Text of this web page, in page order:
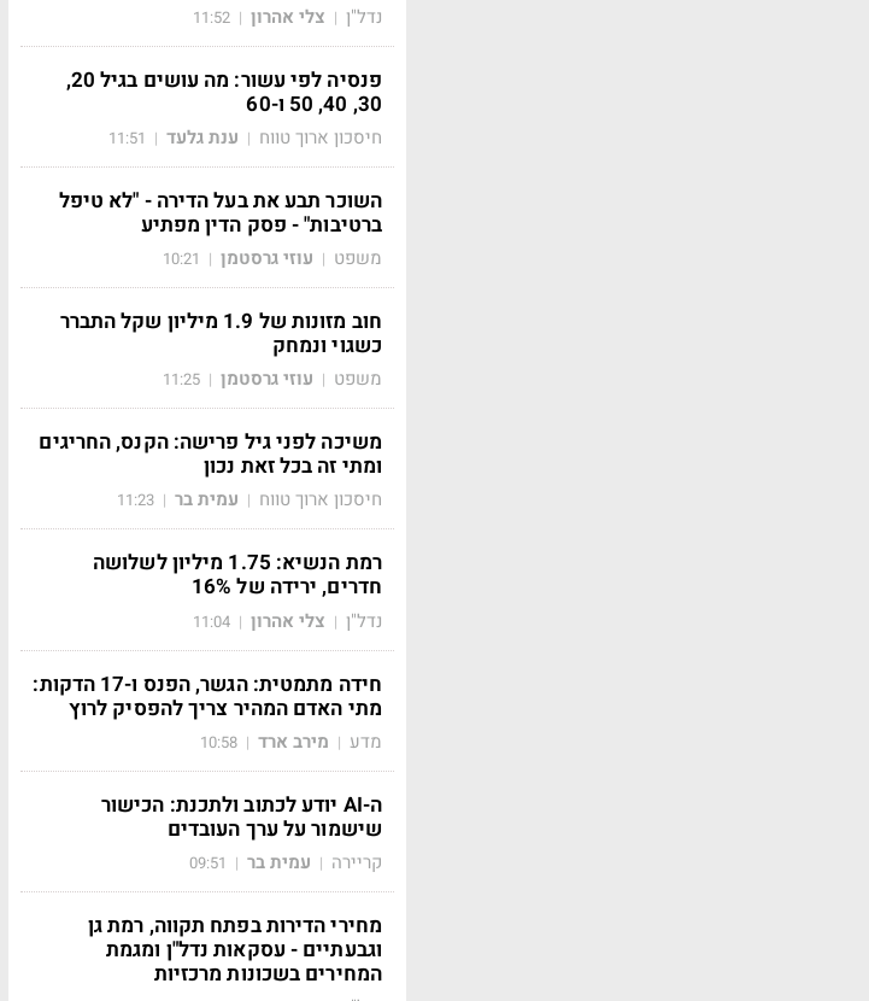
נדל"ן | צלי אהרון |
11:52
פנסיה לפי עשור: מה עושים בגיל 20,
30, 40, 50 ו-60
חיסכון ארוך טווח | ענת גלעד |
11:51
השוכר תבע את בעל הדירה - "לא טיפל
ברטיבות" - פסק הדין מפתיע
משפט | עוזי גרסטמן |
10:21
חוב מזונות של 1.9 מיליון שקל התברר
כשגוי ונמחק
משפט | עוזי גרסטמן |
11:25
משיכה לפני גיל פרישה: הקנס, החריגים
ומתי זה בכל זאת נכון
חיסכון ארוך טווח | עמית בר |
11:23
רמת הנשיא: 1.75 מיליון לשלושה
חדרים, ירידה של 16%
נדל"ן | צלי אהרון |
11:04
חידה מתמטית: הגשר, הפנס ו-17 הדקות:
מתי האדם המהיר צריך להפסיק לרוץ
מדע | מירב ארד |
10:58
ה-AI יודע לכתוב ולתכנת: הכישור
שישמור על ערך העובדים
קריירה | עמית בר |
09:51
מחירי הדירות בפתח תקווה, רמת גן
וגבעתיים - עסקאות נדל"ן ומגמת
המחירים בשכונות מרכזיות